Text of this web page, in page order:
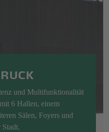
und Multifunktionalität
6 Hallen, einem
Sälen, Foyers und